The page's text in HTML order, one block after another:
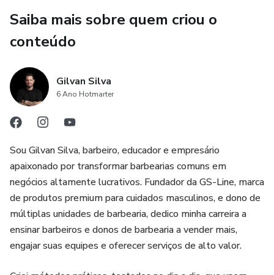
E muito mais...
Saiba mais sobre quem criou o
conteúdo
Gilvan Silva
6 Ano Hotmarter
Sou Gilvan Silva, barbeiro, educador e empresário
apaixonado por transformar barbearias comuns em
negócios altamente lucrativos. Fundador da GS-Line, marca
de produtos premium para cuidados masculinos, e dono de
múltiplas unidades de barbearia, dedico minha carreira a
ensinar barbeiros e donos de barbearia a vender mais,
engajar suas equipes e oferecer serviços de alto valor.